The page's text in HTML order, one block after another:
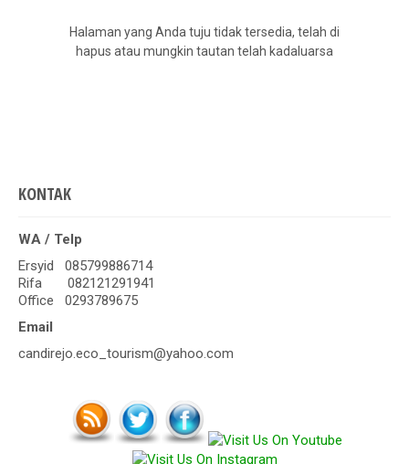
Halaman yang Anda tuju tidak tersedia, telah di
hapus atau mungkin tautan telah kadaluarsa
KONTAK
WA / Telp
Ersyid 085799886714
Rifa 082121291941
Office 0293789675
Email
candirejo.eco_tourism@yahoo.com